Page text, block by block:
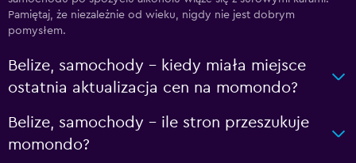
Pamiętaj, że niezależnie od wieku, nigdy nie jest dobrym
pomysłem.
Belize, samochody – kiedy miała miejsce
ostatnia aktualizacja cen na momondo?
Belize, samochody – ile stron przeszukuje
momondo?